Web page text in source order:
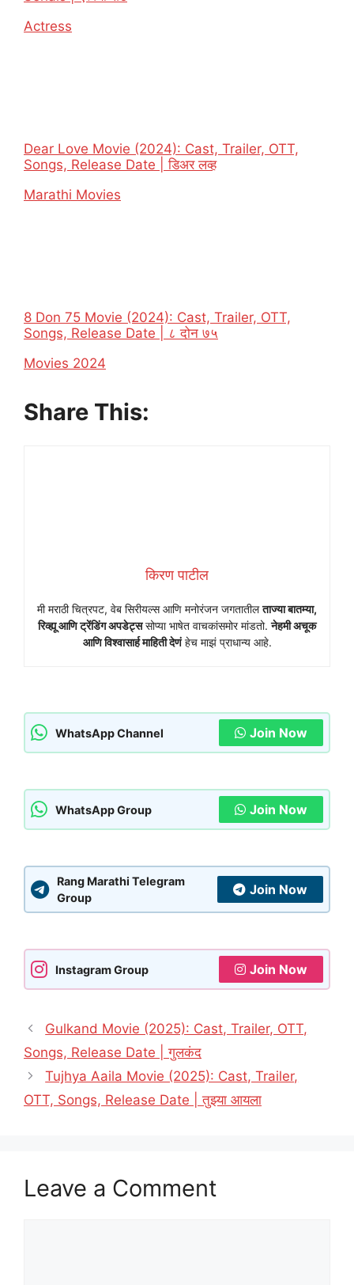
In relation to
Actress
Dear Love Movie (2024): Cast, Trailer, OTT,
Songs, Release Date | डिअर लव्ह
In relation to
Marathi Movies
8 Don 75 Movie (2024): Cast, Trailer, OTT,
Songs, Release Date | ८ दोन ७५
In relation to
Movies 2024
Share This:
किरण पाटील
मी मराठी चित्रपट, वेब सिरीयल्स आणि मनोरंजन जगतातीलताज्या बातम्या,
रिव्ह्यू आणि ट्रेंडिंग अपडेट्ससोप्या भाषेत वाचकांसमोर मांडतो.नेहमी अचूक
आणि विश्वासार्ह माहिती देणंहेच माझं प्राधान्य आहे.
WhatsApp Channel Join Now
WhatsApp Group Join Now
Rang Marathi Telegram
Group
Join Now
Instagram Group Join Now
Gulkand Movie (2025): Cast, Trailer, OTT,
Songs, Release Date | गुलकंद
Tujhya Aaila Movie (2025): Cast, Trailer,
OTT, Songs, Release Date | तुझ्या आयला
Leave a Comment